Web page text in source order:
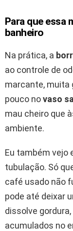
Para que essa
banheiro
Na prática, a
ao controle de
marcante, muita
pouco novaso
mau cheiro que
ambiente.
Eu também vejo
tubulação. Só
café usado não
pode até deixar
dissolve
acumulados no